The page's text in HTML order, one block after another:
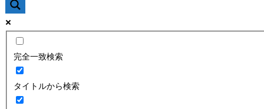
完全一致検索
タイトルから検索